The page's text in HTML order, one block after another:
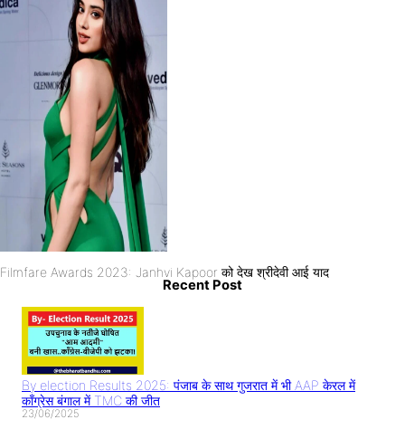
Filmfare Awards 2023: Janhvi Kapoor को देख श्रीदेवी आई याद
Recent Post
By election Results 2025: पंजाब के साथ गुजरात में भी AAP केरल में
काँग्रेस बंगाल में TMC की जीत
23/06/2025